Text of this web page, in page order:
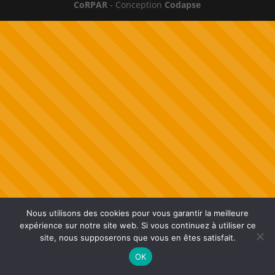
CoRPAR - Conception Codapse
Nous utilisons des cookies pour vous garantir la meilleure
expérience sur notre site web. Si vous continuez à utiliser ce
site, nous supposerons que vous en êtes satisfait.
OK